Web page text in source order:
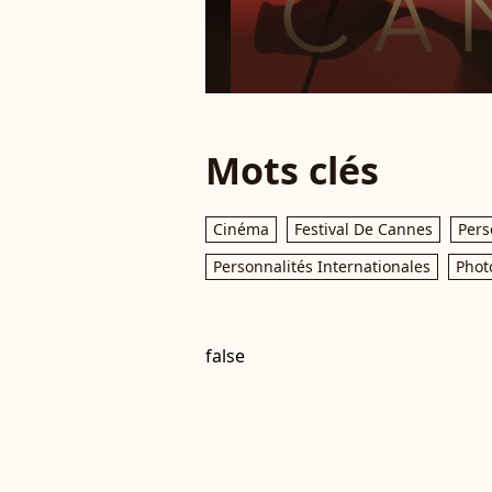
Mots clés
Cinéma Festival De Cannes
Personnalités Internationales
false